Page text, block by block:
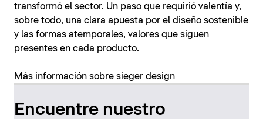
transformó el sector. Un paso que requirió valentía y,
sobre todo, una clara apuesta por el diseño sostenible
y las formas atemporales, valores que siguen
presentes en cada producto.
Más información sobre sieger design
Encuentre nuestro